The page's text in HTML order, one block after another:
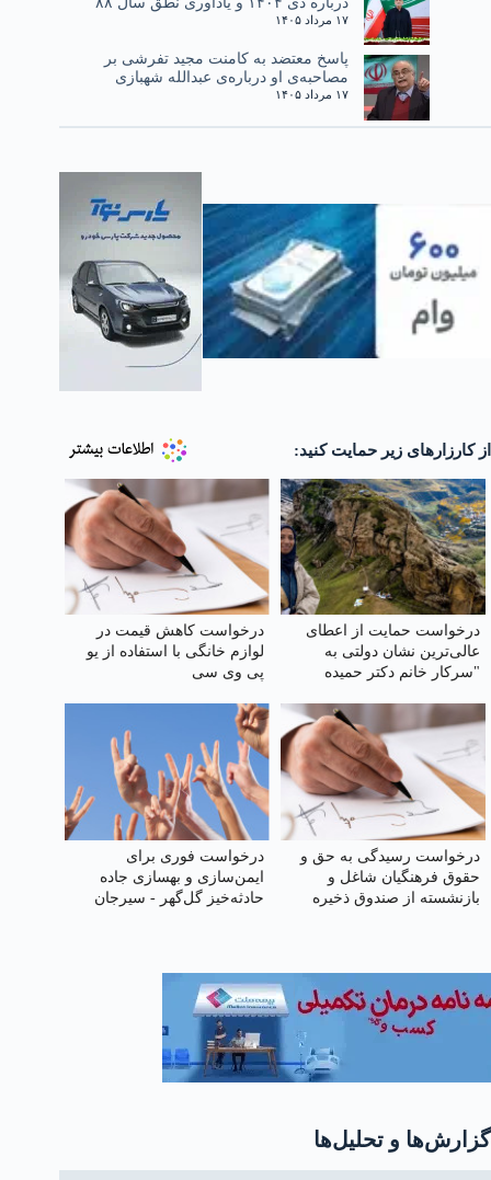
۱۷ مرداد ۱۴۰۵
پاسخ معتضد به کامنت مجید تفرشی بر
مصاحبه‌ی او درباره‌ی عبدالله شهبازی
۱۷ مرداد ۱۴۰۵
از کارزارهای زیر حمایت کنید:
درخواست حمایت از اعطای
عالی‌ترین نشان دولتی به
"سرکار خانم دکتر حمیده
درخواست کاهش قیمت در
لوازم خانگی با استفاده از یو
پی وی سی
درخواست رسیدگی به حق و
حقوق فرهنگیان شاغل و
بازنشسته از صندوق ذخیره
درخواست فوری برای
ایمن‌سازی و بهسازی جاده
حادثه‌خیز گل‌گهر - سیرجان
گزارش‌ها و تحلیل‌ها